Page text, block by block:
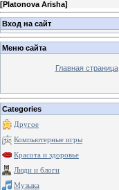
[Platonova Arisha]
Вход на сайт
Меню сайта
Главная страница
Categories
Другое
Компьютерные игры
Красота и здоровье
Люди и блоги
Музыка